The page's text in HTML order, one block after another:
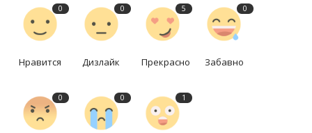
0
Нравится
0
Дизлайк
5
Прекрасно
0
Забавно
0 0 1